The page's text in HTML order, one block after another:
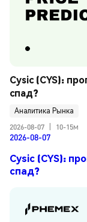
Cysic (CYS):
спад?
Аналитика Рынка
2026-08-07
10-15м
2026-08-07
Cysic (CYS):
спад?